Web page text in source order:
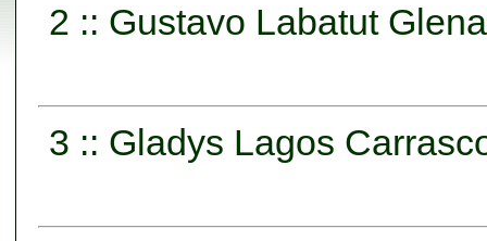
2 :: Gustavo Labatut Glena
3 :: Gladys Lagos